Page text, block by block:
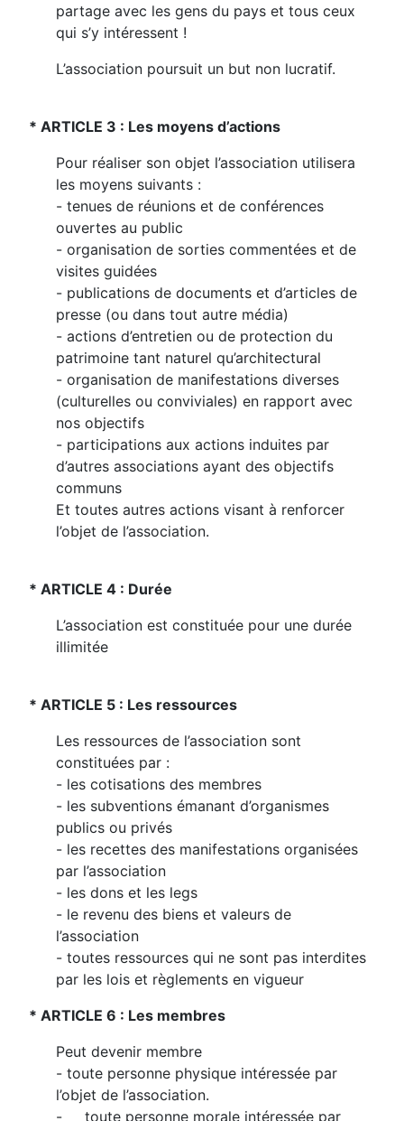
partage avec les gens du pays et tous ceux
qui s’y intéressent !
L’association poursuit un but non lucratif.
* ARTICLE 3 : Les moyens d’actions
Pour réaliser son objet l’association utilisera
les moyens suivants :
- tenues de réunions et de conférences
ouvertes au public
- organisation de sorties commentées et de
visites guidées
- publications de documents et d’articles de
presse (ou dans tout autre média)
- actions d’entretien ou de protection du
patrimoine tant naturel qu’architectural
- organisation de manifestations diverses
(culturelles ou conviviales) en rapport avec
nos objectifs
- participations aux actions induites par
d’autres associations ayant des objectifs
communs
Et toutes autres actions visant à renforcer
l’objet de l’association.
* ARTICLE 4 : Durée
L’association est constituée pour une durée
illimitée
* ARTICLE 5 : Les ressources
Les ressources de l’association sont
constituées par :
- les cotisations des membres
- les subventions émanant d’organismes
publics ou privés
- les recettes des manifestations organisées
par l’association
- les dons et les legs
- le revenu des biens et valeurs de
l’association
- toutes ressources qui ne sont pas interdites
par les lois et règlements en vigueur
* ARTICLE 6 : Les membres
Peut devenir membre
- toute personne physique intéressée par
l’objet de l’association.
- toute personne morale intéressée par